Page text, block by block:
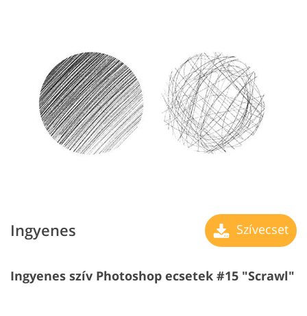
Ingyenes Szívecset
Ingyenes szív Photoshop ecsetek #15 "Scrawl"